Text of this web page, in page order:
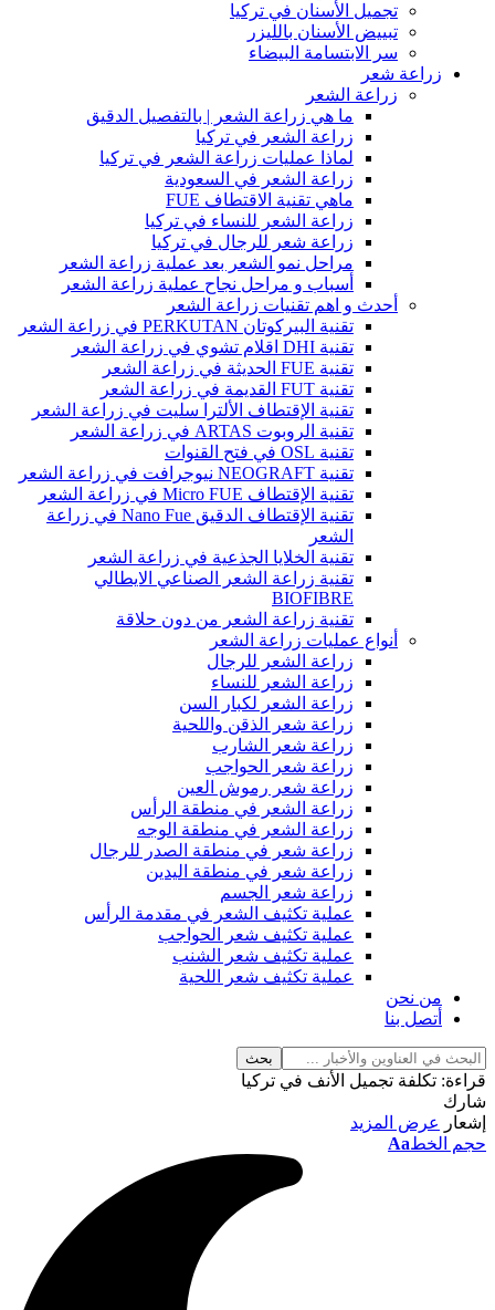
تجميل الأسنان في تركيا
تبييض الأسنان بالليزر
سر الابتسامة البيضاء
زراعة شعر
زراعة الشعر
ما هي زراعة الشعر | بالتفصيل الدقيق
زراعة الشعر في تركيا
لماذا عمليات زراعة الشعر في تركيا
زراعة الشعر في السعودية
ماهي تقنية الاقتطاف FUE
زراعة الشعر للنساء في تركيا
زراعة شعر للرجال في تركيا
مراحل نمو الشعر بعد عملية زراعة الشعر
أسباب و مراحل نجاح عملية زراعة الشعر
أحدث و اهم تقنيات زراعة الشعر
تقنية البيركوتان PERKUTAN في زراعة الشعر
تقنية DHI اقلام تشوي في زراعة الشعر
تقنية FUE الحديثة في زراعة الشعر
تقنية FUT القديمة في زراعة الشعر
تقنية الإقتطاف الألترا سليت في زراعة الشعر
تقنية الروبوت ARTAS في زراعة الشعر
تقنية OSL في فتح القنوات
تقنية NEOGRAFT نيوجرافت في زراعة الشعر
تقنية الإقتطاف Micro FUE في زراعة الشعر
تقنية الإقتطاف الدقيق Nano Fue في زراعة
الشعر
تقنية الخلايا الجذعية في زراعة الشعر
تقنية زراعة الشعر الصناعي الايطالي
BIOFIBRE
تقنية زراعة الشعر من دون حلاقة
أنواع عمليات زراعة الشعر
زراعة الشعر للرجال
زراعة الشعر للنساء
زراعة الشعر لكبار السن
زراعة شعر الذقن واللحية
زراعة شعر الشارب
زراعة شعر الحواجب
زراعة شعر رموش العين
زراعة الشعر في منطقة الرأس
زراعة الشعر في منطقة الوجه
زراعة شعر في منطقة الصدر للرجال
زراعة شعر في منطقة اليدين
زراعة شعر الجسم
عملية تكثيف الشعر في مقدمة الرأس
عملية تكثيف شعر الحواجب
عملية تكثيف شعر الشنب
عملية تكثيف شعر اللحية
من نحن
أتصل بنا
قراءة: تكلفة تجميل الأنف في تركيا
شارك
إشعار
عرض المزيد
حجم الخطAa